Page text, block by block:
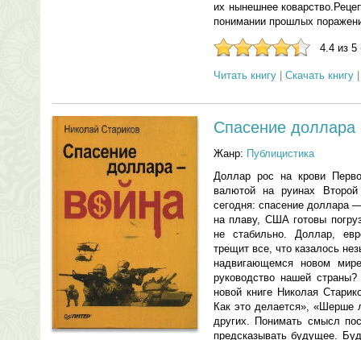
их нынешнее
понимании прошлых
4.4 из 5
Читать книгу Скачать книгу
Спасение доллара
Жанр: Публицистика
Доллар рос на крови
валютой на руинах
сегодня: спасение доллара
на плаву, США готовы
не стабильно. Доллар,
трещит все, что казалось
надвигающемся новом
руководство нашей
новой книге Николая
Как это делается», «Шерше
других. Понимать смысл
предсказывать будущее.